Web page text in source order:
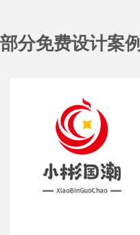
部分免费设计案例